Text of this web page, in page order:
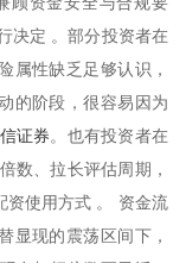
决定 。部分投资者在
属性缺乏足够认识，
的阶段，很容易因为
证券。也有投资者在
数、拉长评估周期，
资使用方式 。 资金流
显现的震荡区间下，